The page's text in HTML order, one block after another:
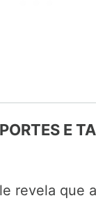
E
revela que